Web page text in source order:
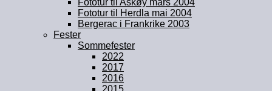
Fototur til Askøy mars 2004
Fototur til Herdla mai 2004
Bergerac i Frankrike 2003
Fester
Sommefester
2022
2017
2016
2015